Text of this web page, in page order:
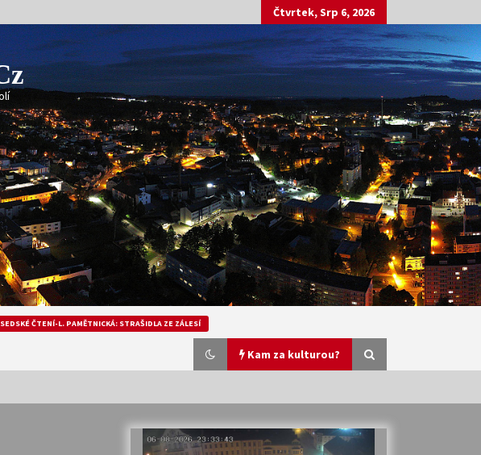
Čtvrtek, Srp 6, 2026
ČTENÍ-L. PAMĚTNICKÁ: STRAŠIDLA ZE ZÁLESÍ
Kam za kulturou?
Veselí muzikanti